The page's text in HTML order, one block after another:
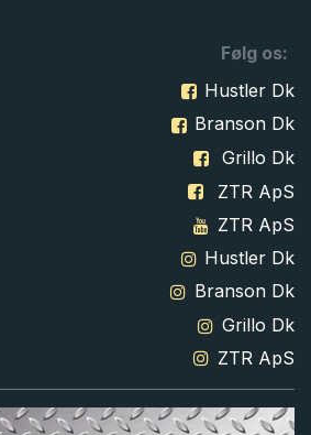
Følg os:
Hustler Dk
Branson Dk
Grillo Dk
ZTR ApS
ZTR ApS
Hustler Dk
Branson Dk
Grillo Dk
ZTR ApS